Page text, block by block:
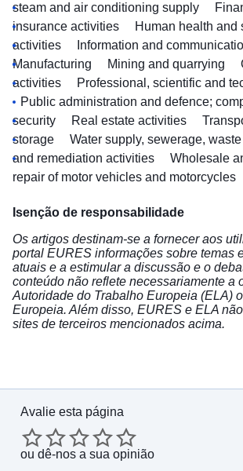
steam and air conditioning supply
insurance activities
Human health and
activities
Information and
Manufacturing
Mining and quarrying
activities
Professional, scientific and
Public administration and defence;
security
Real estate activities
storage
Water supply, sewerage,
and remediation activities
Wholesale
repair of motor vehicles and motorcycles
Isenção de responsabilidade
Os artigos destinam-se a fornecer aos
portal EURES informações sobre temas
atuais e a estimular a discussão e o
conteúdo não reflete necessariamente a
Autoridade do Trabalho Europeia (ELA)
Europeia. Além disso, EURES e ELA
sites de terceiros mencionados acima.
Avalie esta página
ou dê-nos a sua opinião